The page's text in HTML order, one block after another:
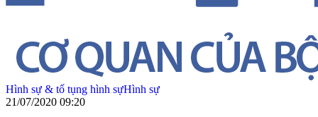
Hình sự & tố tụng hình sựHình sự
21/07/2020 09:20